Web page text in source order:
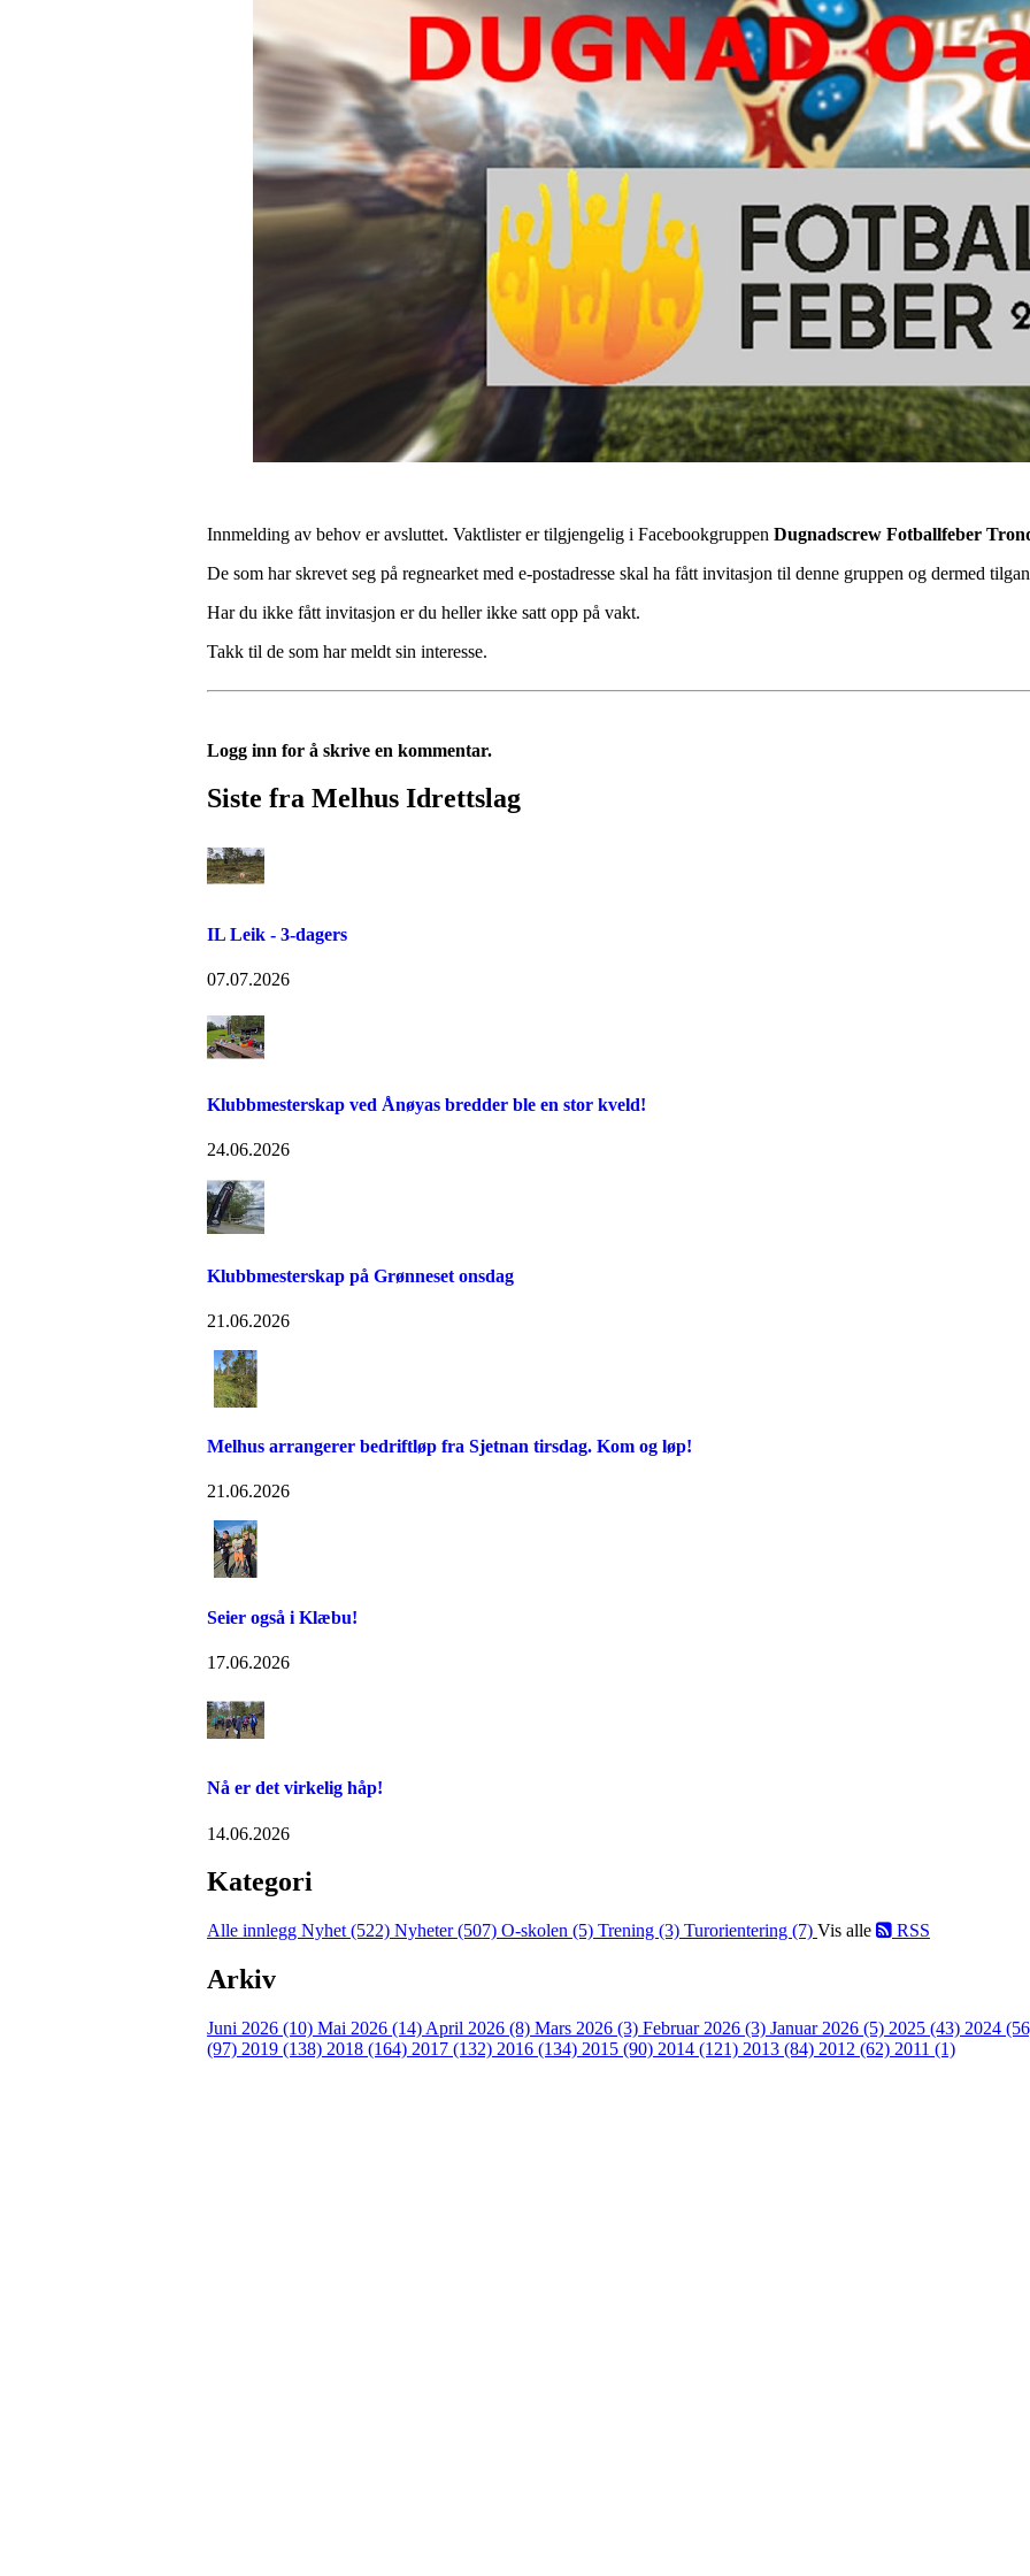
Innmelding av behov er avsluttet. Vaktlister er tilgjengelig i Facebookgruppen Dugnadscrew Fotballfeber
De som har skrevet seg på regnearket med e-postadresse skal ha fått invitasjon til denne gruppen og dermed
Har du ikke fått invitasjon er du heller ikke satt opp på vakt.
Takk til de som har meldt sin interesse.
Logg inn for å skrive en kommentar.
Siste fra Melhus Idrettslag
IL Leik - 3-dagers
07.07.2026
Klubbmesterskap ved Ånøyas bredder ble en stor kveld!
24.06.2026
Klubbmesterskap på Grønneset onsdag
21.06.2026
Melhus arrangerer bedriftløp fra Sjetnan tirsdag. Kom og løp!
21.06.2026
Seier også i Klæbu!
17.06.2026
Nå er det virkelig håp!
14.06.2026
Kategori
Alle innlegg Nyhet (522) Nyheter (507) O-skolen (5) Trening (3) Turorientering (7) Vis alle RSS
Arkiv
Juni 2026 (10) Mai 2026 (14) April 2026 (8) Mars 2026 (3) Februar 2026 (3) Januar 2026 (5) 2025 (43) 2024
(97) 2019 (138) 2018 (164) 2017 (132) 2016 (134) 2015 (90) 2014 (121) 2013 (84) 2012 (62) 2011 (1)